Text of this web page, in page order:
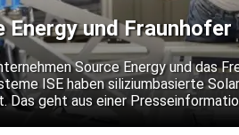
Energy und
Solarmodule für
Source Energy und das
ISE haben siliziumbasierte
Das geht aus einer
wollen damit eine